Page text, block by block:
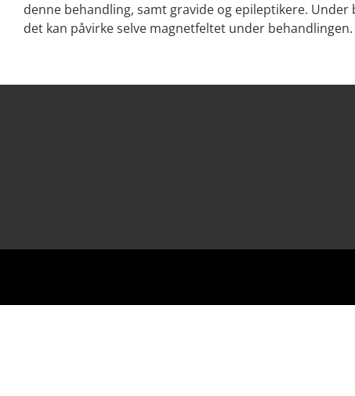
denne behandling, samt gravide og epileptikere.
det kan påvirke selve magnetfeltet under behandlingen.